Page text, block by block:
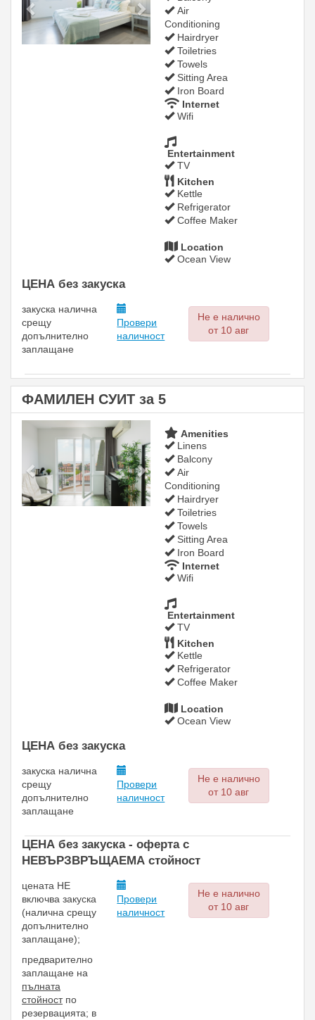
Air
Conditioning
Hairdryer
Toiletries
Towels
Sitting Area
Iron Board
Internet
Wifi
Entertainment
TV
Kitchen
Kettle
Refrigerator
Coffee Maker
Location
Ocean View
ЦЕНА без закуска
закуска налична
срещу
допълнително
заплащане
Провери
наличност
Не е налично
от 10 авг
ФАМИЛЕН СУИТ за 5
Previous
Next
Amenities
Linens
Balcony
Air
Conditioning
Hairdryer
Toiletries
Towels
Sitting Area
Iron Board
Internet
Wifi
Entertainment
TV
Kitchen
Kettle
Refrigerator
Coffee Maker
Location
Ocean View
ЦЕНА без закуска
закуска налична
срещу
допълнително
заплащане
Провери
наличност
Не е налично
от 10 авг
ЦЕНА без закуска - oферта с
НЕВЪРЗВРЪЩАЕМА стойност
цената НЕ
включва закуска
(налична срещу
допълнително
заплащане);
предварително
заплащане на
пълната
стойностпо
резервацията; в
Провери
наличност
Не е налично
от 10 авг